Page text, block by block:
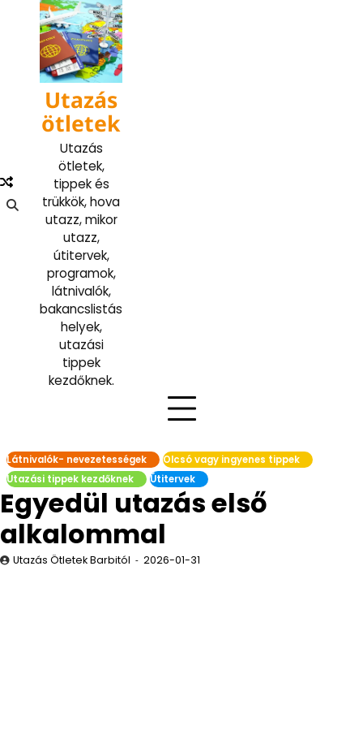
content
Utazás
ötletek
Utazás
ötletek,
tippek és
trükkök, hova
utazz, mikor
utazz,
útitervek,
programok,
látnivalók,
bakancslistás
helyek,
utazási
tippek
kezdőknek.
Látnivalók- nevezetességek
Olcsó vagy ingyenes tippek
Utazási tippek kezdőknek
Útitervek
Egyedül utazás első
alkalommal
Utazás Ötletek Barbitól 2026-01-31